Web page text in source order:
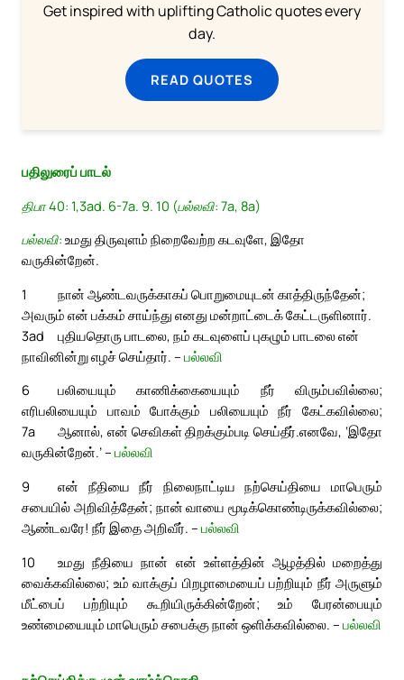
Get inspired with uplifting Catholic quotes every
day.
READ QUOTES
பதிலுரைப் பாடல்
திபா 40: 1,3ad. 6-7a. 9. 10 (பல்லவி: 7a, 8a)
பல்லவி: உமது திருவுளம் நிறைவேற்ற கடவுளே, இதோ
வருகின்றேன்.
1
நான் ஆண்டவருக்காகப் பொறுமையுடன் காத்திருந்தேன்;
அவரும் என் பக்கம் சாய்ந்து எனது மன்றாட்டைக் கேட்டருளினார்.
3ad
புதியதொரு பாடலை, நம் கடவுளைப் புகழும் பாடலை என்
நாவினின்று எழச் செய்தார். – பல்லவி
6
பலியையும் காணிக்கையையும் நீர் விரும்பவில்லை;
எரிபலியையும் பாவம் போக்கும் பலியையும் நீர் கேட்கவில்லை;
ஆனால், என் செவிகள் திறக்கும்படி செய்தீர்.
7a
எனவே, ‘இதோ
வருகின்றேன்.’ – பல்லவி
9
என் நீதியை நீர் நிலைநாட்டிய நற்செய்தியை மாபெரும்
சபையில் அறிவித்தேன்; நான் வாயை மூடிக்கொண்டிருக்கவில்லை;
ஆண்டவரே! நீர் இதை அறிவீர். – பல்லவி
10
உமது நீதியை நான் என் உள்ளத்தின் ஆழத்தில் மறைத்து
வைக்கவில்லை; உம் வாக்குப் பிறழாமையைப் பற்றியும் நீர் அருளும்
மீட்பைப் பற்றியும் கூறியிருக்கின்றேன்; உம் பேரன்பையும்
உண்மையையும் மாபெரும் சபைக்கு நான் ஒளிக்கவில்லை. – பல்லவி